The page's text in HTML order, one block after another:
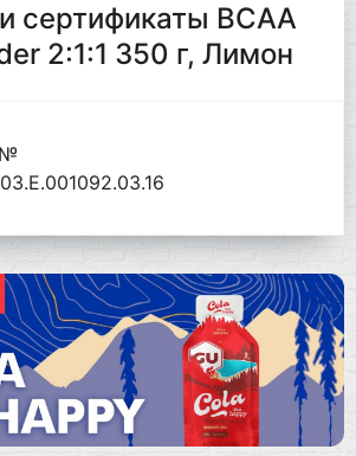
сертификаты BCAA
2:1:1 350 г, Лимон
№